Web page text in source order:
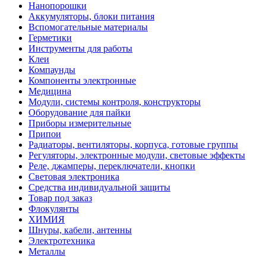
Нанопорошки
Аккумуляторы, блоки питания
Вспомогательные материалы
Герметики
Инструменты для работы
Клеи
Компаунды
Компоненты электронные
Медицина
Модули, системы контроля, конструкторы
Оборудование для пайки
Приборы измерительные
Припои
Радиаторы, вентиляторы, корпуса, готовые группы
Регуляторы, электронные модули, световые эффекты
Реле, джамперы, переключатели, кнопки
Световая электроника
Средства индивидуальной защиты
Товар под заказ
Флокулянты
ХИМИЯ
Шнуры, кабели, антенны
Электротехника
Металлы